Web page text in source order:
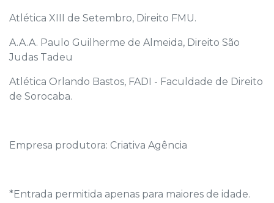
Atlética XIII de Setembro, Direito FMU.
A.A.A. Paulo Guilherme de Almeida, Direito São
Judas Tadeu
Atlética Orlando Bastos, FADI - Faculdade de Direito
de Sorocaba.
Empresa produtora: Criativa Agência
*Entrada permitida apenas para maiores de idade.